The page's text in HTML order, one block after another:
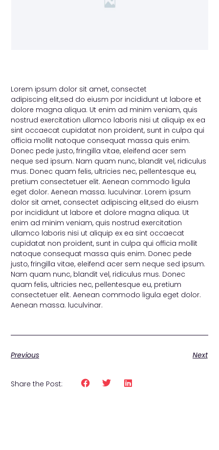
Lorem ipsum dolor sit amet, consectet
adipiscing elit,sed do eiusm por incididunt ut labore et
dolore magna aliqua. Ut enim ad minim veniam, quis
nostrud exercitation ullamco laboris nisi ut aliquip ex ea
sint occaecat cupidatat non proident, sunt in culpa qui
officia mollit natoque consequat massa quis enim.
Donec pede justo, fringilla vitae, eleifend acer sem
neque sed ipsum. Nam quam nunc, blandit vel, ridiculus
mus. Donec quam felis, ultricies nec, pellentesque eu,
pretium consectetuer elit. Aenean commodo ligula
eget dolor. Aenean massa. luculvinar. Lorem ipsum
dolor sit amet, consectet adipiscing elit,sed do eiusm
por incididunt ut labore et dolore magna aliqua. Ut
enim ad minim veniam, quis nostrud exercitation
ullamco laboris nisi ut aliquip ex ea sint occaecat
cupidatat non proident, sunt in culpa qui officia mollit
natoque consequat massa quis enim. Donec pede
justo, fringilla vitae, eleifend acer sem neque sed ipsum.
Nam quam nunc, blandit vel, ridiculus mus. Donec
quam felis, ultricies nec, pellentesque eu, pretium
consectetuer elit. Aenean commodo ligula eget dolor.
Aenean massa. luculvinar.
Previous Next
Share the Post: